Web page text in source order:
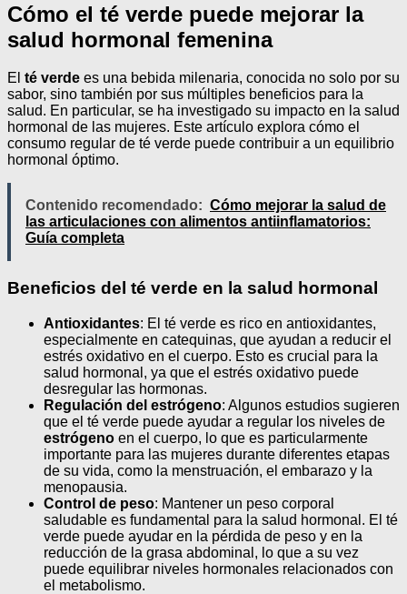
Cómo el té verde puede mejorar la
salud hormonal femenina
El té verde es una bebida milenaria, conocida no solo por su
sabor, sino también por sus múltiples beneficios para la
salud. En particular, se ha investigado su impacto en la salud
hormonal de las mujeres. Este artículo explora cómo el
consumo regular de té verde puede contribuir a un equilibrio
hormonal óptimo.
Contenido recomendado: Cómo mejorar la salud de
las articulaciones con alimentos antiinflamatorios:
Guía completa
Beneficios del té verde en la salud hormonal
Antioxidantes: El té verde es rico en antioxidantes,
especialmente en catequinas, que ayudan a reducir el
estrés oxidativo en el cuerpo. Esto es crucial para la
salud hormonal, ya que el estrés oxidativo puede
desregular las hormonas.
Regulación del estrógeno: Algunos estudios sugieren
que el té verde puede ayudar a regular los niveles de
estrógeno en el cuerpo, lo que es particularmente
importante para las mujeres durante diferentes etapas
de su vida, como la menstruación, el embarazo y la
menopausia.
Control de peso: Mantener un peso corporal
saludable es fundamental para la salud hormonal. El té
verde puede ayudar en la pérdida de peso y en la
reducción de la grasa abdominal, lo que a su vez
puede equilibrar niveles hormonales relacionados con
el metabolismo.